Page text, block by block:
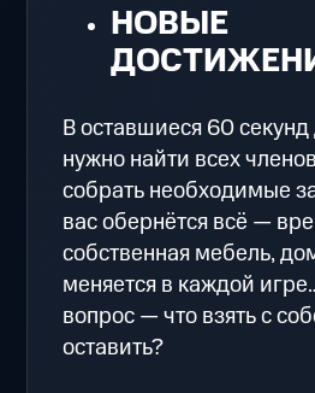
НОВЫЕ
В оставшиеся 60
нужно найти всех
собрать необходимые
вас обернётся всё —
собственная мебель,
меняется в каждой
вопрос — что взять с
оставить?